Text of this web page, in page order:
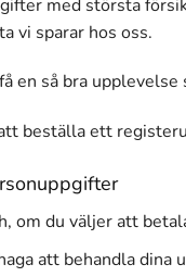
med största
vi sparar hos oss.
en så bra
beställa ett
om du väljer att
att behandla